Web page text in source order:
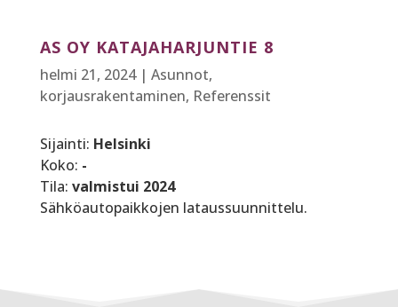
AS OY KATAJAHARJUNTIE 8
helmi 21, 2024| Asunnot,
korjausrakentaminen, Referenssit
Sijainti: Helsinki
Koko: -
Tila: valmistui 2024
Sähköautopaikkojen lataussuunnittelu.